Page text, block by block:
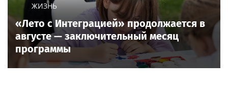
ЖИЗНЬ
«Лето с Интеграцией» продолжается в
августе — заключительный месяц
программы